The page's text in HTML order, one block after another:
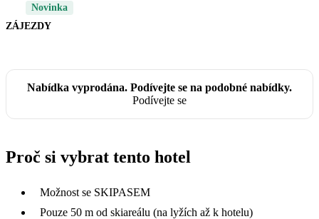
Novinka
ZÁJEZDY
Nabídka vyprodána. Podívejte se na podobné nabídky.
Podívejte se
Proč si vybrat tento hotel
Možnost se SKIPASEM
Pouze 50 m od skiareálu (na lyžích až k hotelu)